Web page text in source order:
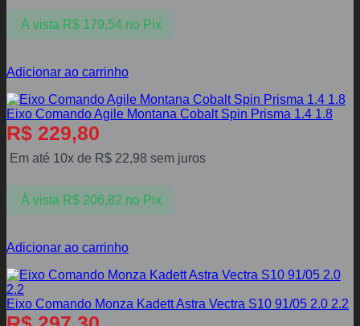
À vista R$179,54 no Pix
Adicionar ao carrinho
Eixo Comando Agile Montana Cobalt Spin Prisma 1.4 1.8
R$ 229,80
Em até 10x de R$ 22,98 sem juros
À vista R$206,82 no Pix
Adicionar ao carrinho
Eixo Comando Monza Kadett Astra Vectra S10 91/05 2.0 2.2